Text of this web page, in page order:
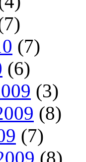
(7)
(6)
(3)
(8)
(7)